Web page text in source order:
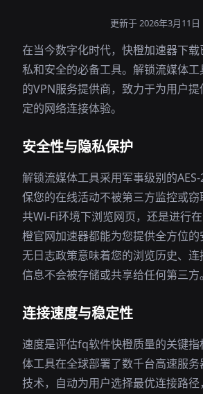
更新于 2026年3月11日
在当今数字化时代，快橙加速器下
私和安全的必备工具。解锁流媒体
的VPN服务提供商，致力于为用户
定的网络连接体验。
安全性与隐私保护
解锁流媒体工具采用军事级别的
保您的在线活动不被第三方监控或
共Wi-Fi环境下浏览网页，还是进行
橙官网加速器都能为您提供全方位
无日志政策意味着您的浏览历史、
信息不会被存储或共享给任何第三方。
连接速度与稳定性
速度是评估fq软件快橙质量的关键
体工具在全球部署了数千台高速服
技术，自动为用户选择最优连接路径